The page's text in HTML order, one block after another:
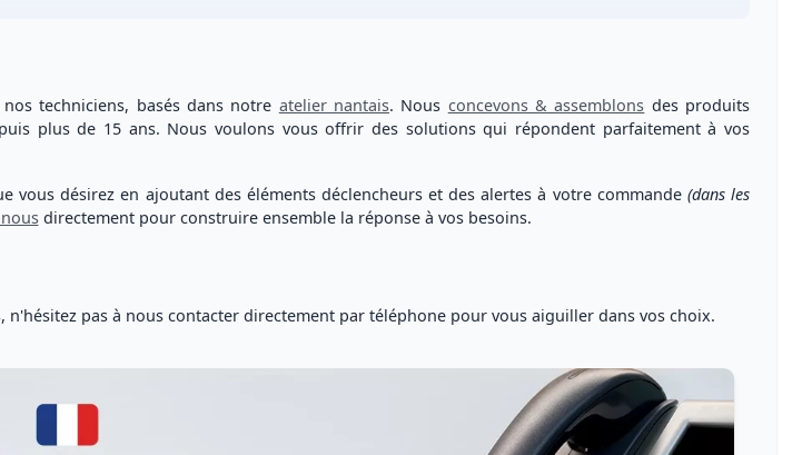
techniciens, basés dans notre atelier nantais. Nous concevons & assemblons des produits
plus de 15 ans. Nous voulons vousoffrir des solutions qui répondent parfaitement à vos
vous désirez en ajoutant des éléments déclencheurs et des alertes à votre commande (dans les
directement pour construire ensemble la réponse à vos besoins.
n'hésitez pas à nous contacter directement par téléphonepour vous aiguiller dans vos choix.